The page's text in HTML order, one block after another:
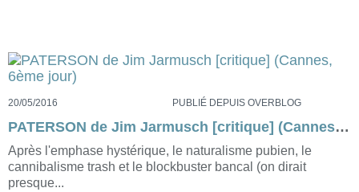
20/05/2016 PUBLIÉ DEPUIS OVERBLOG
PATERSON de Jim Jarmusch [critique] (Cannes, 6ème jour)
Après l'emphase hystérique, le naturalisme pubien, le
cannibalisme trash et le blockbuster bancal (on dirait
presque...